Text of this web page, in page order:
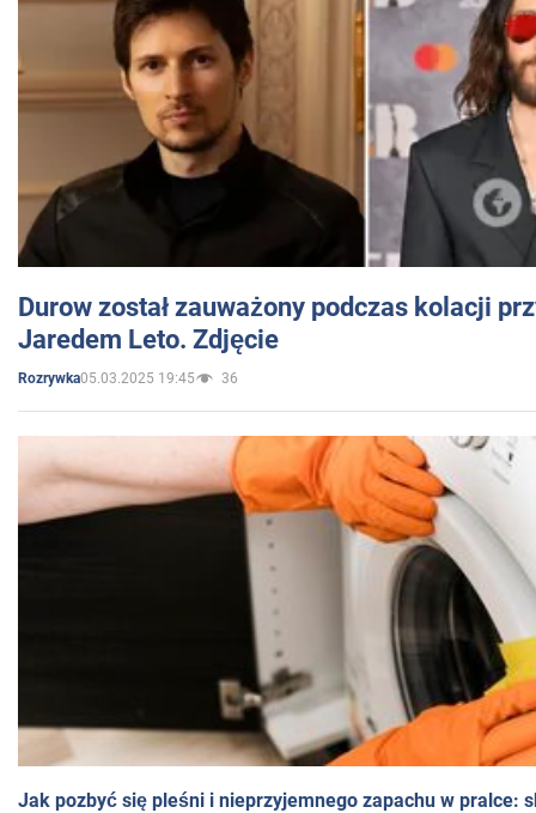
Durow został zauważony podczas kolacji
Jaredem Leto. Zdjęcie
Rozrywka05.03.2025 19:45 36
Jak pozbyć się pleśni i nieprzyjemnego zapachu w pralce: